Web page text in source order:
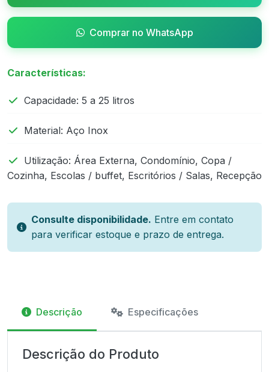
Comprar no WhatsApp
Características:
Capacidade: 5 a 25 litros
Material: Aço Inox
Utilização: Área Externa, Condomínio, Copa /
Cozinha, Escolas / buffet, Escritórios / Salas, Recepção
Consulte disponibilidade. Entre em contato
para verificar estoque e prazo de entrega.
Descrição Especificações
Descrição do Produto